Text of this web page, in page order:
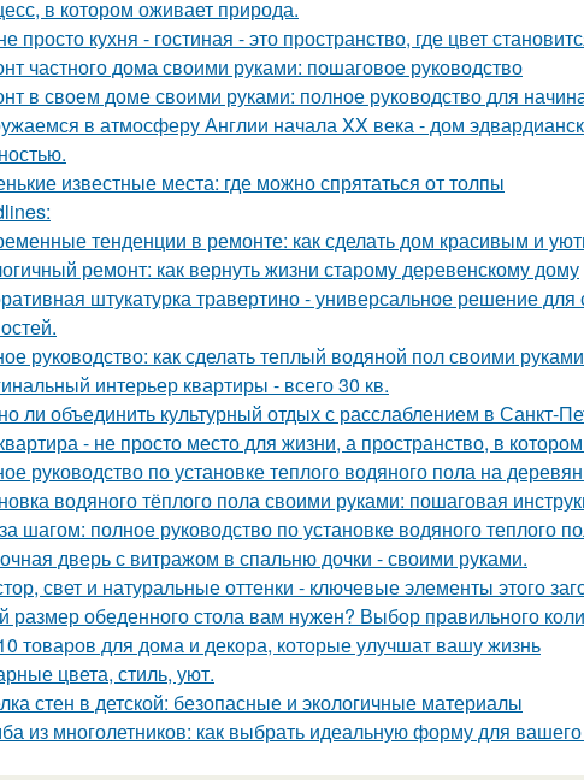
в котором оживает природа.
просто кухня - гостиная - это пространство, где цвет
частного дома своими руками: пошаговое руководство
в своем доме своими руками: полное руководство для
в атмосферу Англии начала XX века - дом
известные места: где можно спрятаться от толпы
тенденции в ремонте: как сделать дом красивым и
ремонт: как вернуть жизни старому деревенскому дому
штукатурка травертино - универсальное решение
руководство: как сделать теплый водяной пол своими руками
интерьер квартиры - всего 30 кв.
ли объединить культурный отдых с расслаблением в Санкт-
- не просто место для жизни, а пространство, в
руководство по установке теплого водяного пола на
водяного тёплого пола своими руками: пошаговая
шагом: полное руководство по установке водяного теплого
дверь с витражом в спальню дочки - своими руками.
свет и натуральные оттенки - ключевые элементы этого
размер обеденного стола вам нужен? Выбор правильного
товаров для дома и декора, которые улучшат вашу жизнь
цвета, стиль, уют.
стен в детской: безопасные и экологичные материалы
из многолетников: как выбрать идеальную форму для